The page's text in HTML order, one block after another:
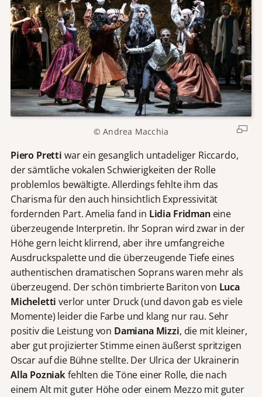
© Andrea Macchia
Piero Pretti war ein gesanglich untadeliger Riccardo,
der sämtliche vokalen Schwierigkeiten der Rolle
problemlos bewältigte. Allerdings fehlte ihm das
Charisma für den auch hinsichtlich Expressivität
fordernden Part. Amelia fand in Lidia Fridman eine
überzeugende Interpretin. Ihr Sopran wird zwar in der
Höhe gern leicht klirrend, aber ihre umfangreiche
Ausdruckspalette und die überzeugende Tiefe eines
authentischen dramatischen Soprans waren mehr als
überzeugend. Der schön timbrierte Bariton von Luca
Michelettiverlor unter Druck (und davon gab es viele
Momente) leider die Farbe und klang nur rau. Sehr
positiv die Leistung von Damiana Mizzi, die mit kleiner,
aber gut projizierter Stimme einen äußerst spritzigen
Oscar auf die Bühne stellte. Der Ulrica der Ukrainerin
Alla Pozniakfehlten die Töne einer Rolle, die nach
einem Alt mit guter Höhe oder einem Mezzo mit guter